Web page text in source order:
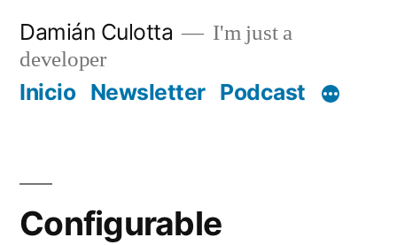
contenido
Damián Culotta
I'm just a
developer
Inicio Newsletter Podcast
Configurable